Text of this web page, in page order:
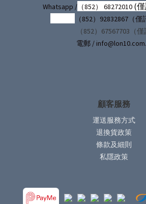
Whatsapp /（852） 68272010 (僅
（852）92832867（僅
（852）67567703（僅訊
電郵 /
顧客服務
運送服務方式
退換貨政策
條款及細則
私隱政策